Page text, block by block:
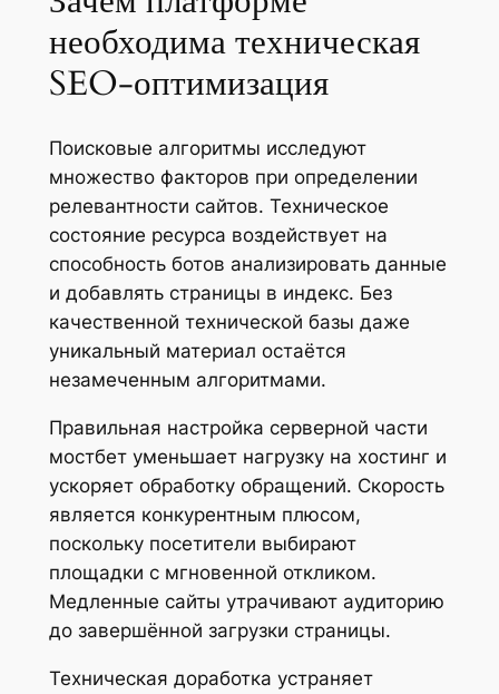
необходима техническая
SEO-оптимизация
Поисковые алгоритмы исследуют
множество факторов при определении
релевантности сайтов. Техническое
состояние ресурса воздействует на
способность ботов анализировать данные
и добавлять страницы в индекс. Без
качественной технической базы даже
уникальный материал остаётся
незамеченным алгоритмами.
Правильная настройка серверной части
мостбет уменьшает нагрузку на хостинг и
ускоряет обработку обращений. Скорость
является конкурентным плюсом,
поскольку посетители выбирают
площадки с мгновенной откликом.
Медленные сайты утрачивают аудиторию
до завершённой загрузки страницы.
Техническая доработка устраняет